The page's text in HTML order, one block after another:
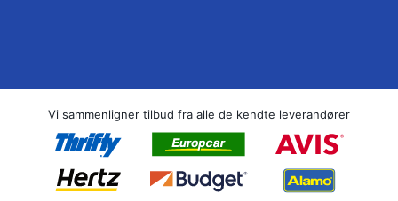
Vi sammenligner tilbud fra alle de kendte leverandører